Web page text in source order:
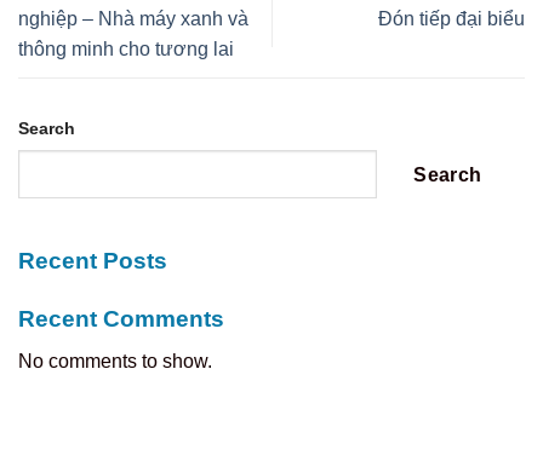
nghiệp – Nhà máy xanh và
thông minh cho tương lai
Đón tiếp đại biểu
Search
Search
Recent Posts
Recent Comments
No comments to show.